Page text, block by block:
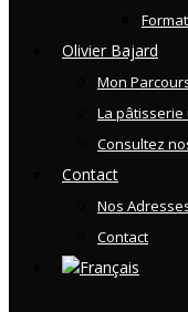
Olivier Bajard
Mon
La pâtisserie
Consultez
Contact
Nos
Contact